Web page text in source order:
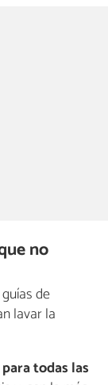
no
de
lavar la
todas las